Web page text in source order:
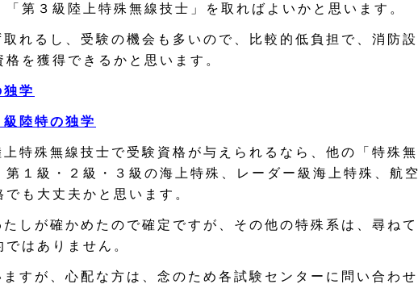
「第３級陸上特殊無線技士」を取ればよいかと思います。
れるし、受験の機会も多いので、比較的低負担で、消防設
を獲得できるかと思います。
独学
級陸特の独学
特殊無線技士で受験資格が与えられるなら、他の「特殊無
第１級・２級・３級の海上特殊、レーダー級海上特殊、航空
も大丈夫かと思います。
しが確かめたので確定ですが、その他の特殊系は、尋ねて
はありません。
すが、心配な方は、念のため各試験センターに問い合わせ